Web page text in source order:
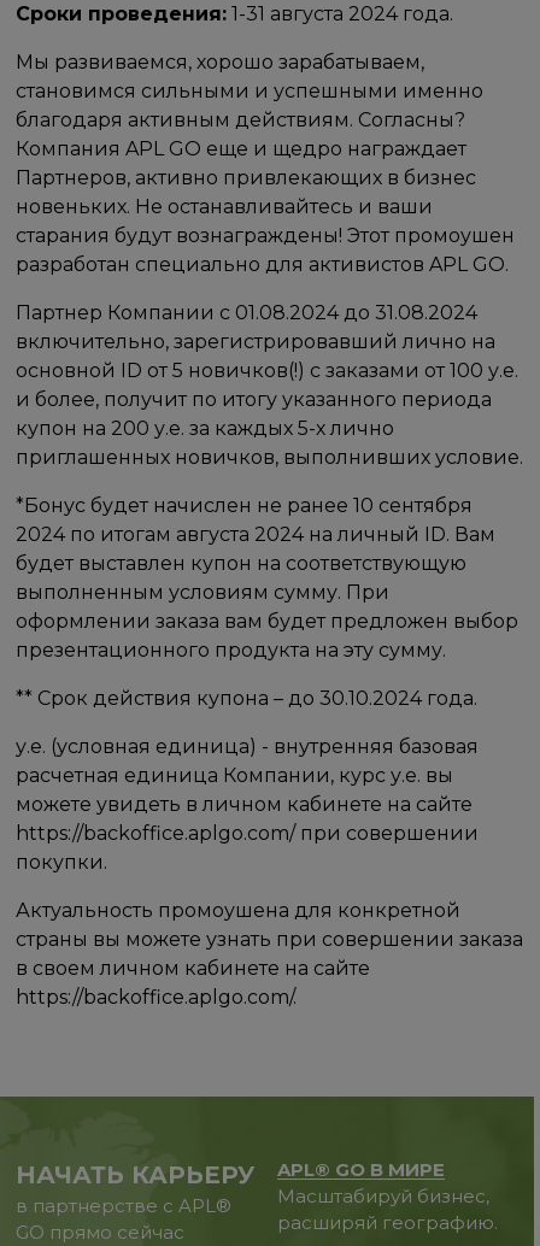
Сроки проведения: 1-31 августа 2024 года.
Мы развиваемся, хорошо зарабатываем,
становимся сильными и успешными именно
благодаря активным действиям. Согласны?
Компания APL GO еще и щедро награждает
Партнеров, активно привлекающих в бизнес
новеньких. Не останавливайтесь и ваши
старания будут вознаграждены! Этот промоушен
разработан специально для активистов APL GO.
Партнер Компании с 01.08.2024 до 31.08.2024
включительно, зарегистрировавший лично на
основной ID от 5 новичков(!) с заказами от 100 у.е.
и более, получит по итогу указанного периода
купон на 200 у.е. за каждых 5-х лично
приглашенных новичков, выполнивших условие.
*Бонус будет начислен не ранее 10 сентября
2024 по итогам августа 2024 на личный ID. Вам
будет выставлен купон на соответствующую
выполненным условиям сумму. При
оформлении заказа вам будет предложен выбор
презентационного продукта на эту сумму.
** Срок действия купона – до 30.10.2024 года.
у.е. (условная единица) - внутренняя базовая
расчетная единица Компании, курс у.е. вы
можете увидеть в личном кабинете на сайте
https://backoffice.aplgo.com/ при совершении
покупки.
Актуальность промоушена для конкретной
страны вы можете узнать при совершении заказа
в своем личном кабинете на сайте
https://backoffice.aplgo.com/.
НАЧАТЬ КАРЬЕРУ
в партнерстве с APL®
GO прямо сейчас
APL® GO В МИРЕ
Масштабируй бизнес,
расширяй географию.